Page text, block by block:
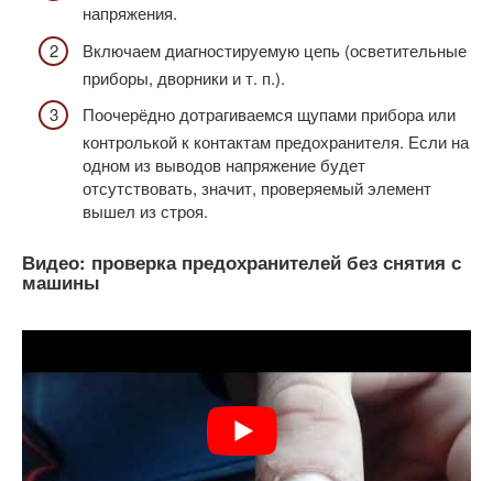
напряжения.
Включаем диагностируемую цепь (осветительные
приборы, дворники и т. п.).
Поочерёдно дотрагиваемся щупами прибора или
контролькой к контактам предохранителя. Если на
одном из выводов напряжение будет
отсутствовать, значит, проверяемый элемент
вышел из строя.
Видео: проверка предохранителей без снятия с
машины